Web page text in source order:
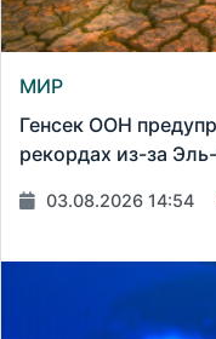
МИР
Генсек ООН
рекордах из-за
03.08.2026 14:54